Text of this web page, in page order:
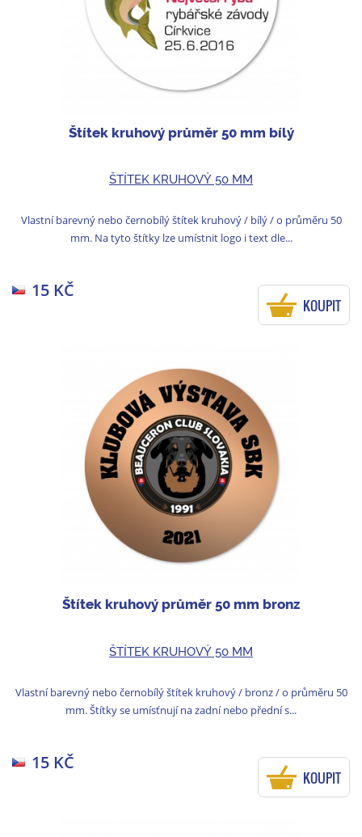
Štítek kruhový průměr 50 mm bílý
ŠTÍTEK KRUHOVÝ 50 MM
Vlastní barevný nebo černobílý štítek kruhový / bílý / o průměru 50
mm. Na tyto štítky lze umístnit logo i text dle...
15 KČ
KOUPIT
Štítek kruhový průměr 50 mm bronz
ŠTÍTEK KRUHOVÝ 50 MM
Vlastní barevný nebo černobílý štítek kruhový / bronz / o průměru 50
mm. Štítky se umísťnují na zadní nebo přední s...
15 KČ
KOUPIT